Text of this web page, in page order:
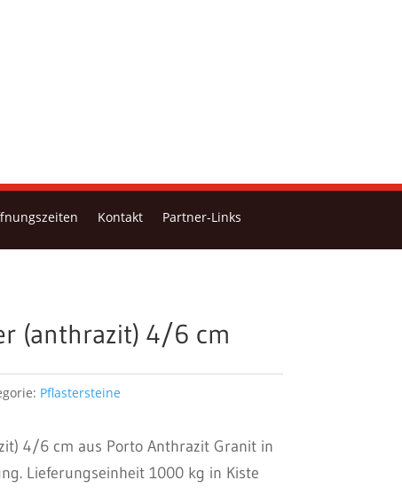
Kontakt Partner-Links
(anthrazit) 4/6 cm
Pflastersteine
4/6 cm aus Porto Anthrazit Granit in
Lieferungseinheit 1000 kg in Kiste